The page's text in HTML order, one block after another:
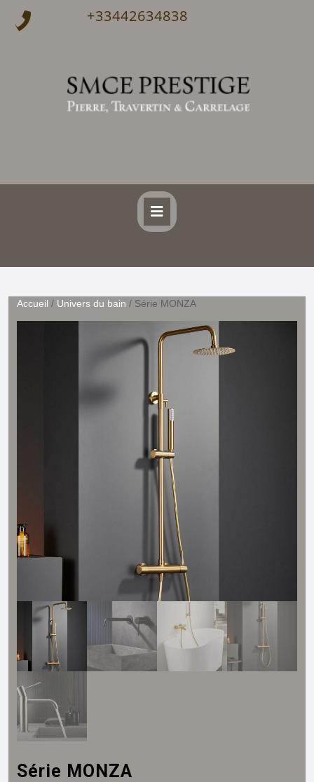
+33442634838
Accueil / Univers du bain / Série MONZA
Série MONZA